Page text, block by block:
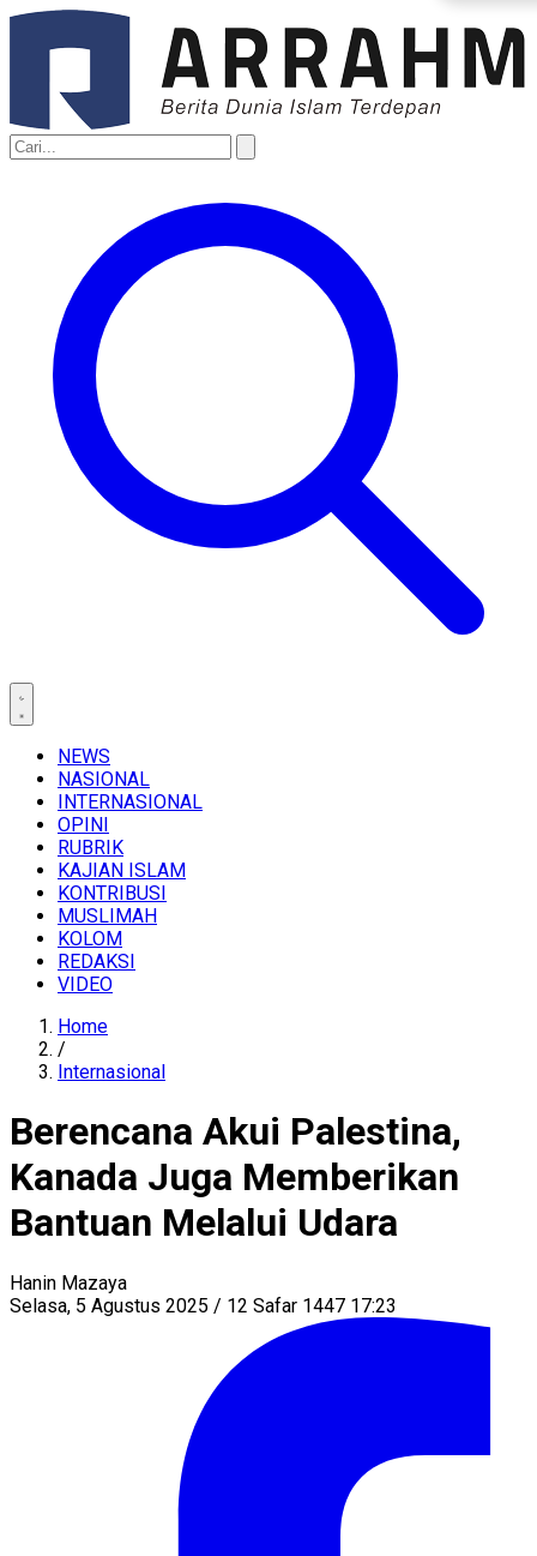
NEWS
NASIONAL
INTERNASIONAL
OPINI
RUBRIK
KAJIAN ISLAM
KONTRIBUSI
MUSLIMAH
KOLOM
REDAKSI
VIDEO
Home
/
Internasional
Berencana Akui Palestina,
Kanada Juga Memberikan
Bantuan Melalui Udara
Hanin Mazaya
Selasa, 5 Agustus 2025 / 12 Safar 1447 17:23